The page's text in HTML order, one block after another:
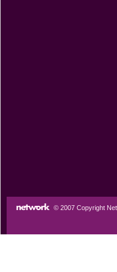
© 2007 Copyright